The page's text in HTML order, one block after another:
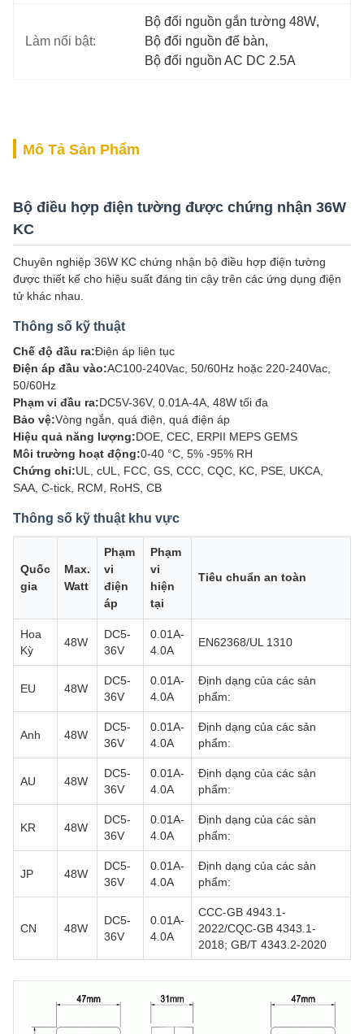
Làm nổi bật:
Bộ đổi nguồn gắn tường 48W,
Bộ đổi nguồn để bàn,
Bộ đổi nguồn AC DC 2.5A
Mô Tả Sản Phẩm
Bộ điều hợp điện tường được chứng nhận 36W
KC
Chuyên nghiệp 36W KC chứng nhận bộ điều hợp điện tường
được thiết kế cho hiệu suất đáng tin cậy trên các ứng dụng điện
tử khác nhau.
Thông số kỹ thuật
Chế độ đầu ra:Điện áp liên tục
Điện áp đầu vào:AC100-240Vac, 50/60Hz hoặc 220-240Vac,
50/60Hz
Phạm vi đầu ra:DC5V-36V, 0.01A-4A, 48W tối đa
Bảo vệ:Vòng ngắn, quá điện, quá điện áp
Hiệu quả năng lượng:DOE, CEC, ERPII MEPS GEMS
Môi trường hoạt động:0-40 °C, 5% -95% RH
Chứng chỉ:UL, cUL, FCC, GS, CCC, CQC, KC, PSE, UKCA,
SAA, C-tick, RCM, RoHS, CB
Thông số kỹ thuật khu vực
Quốc
gia
Max.
Watt
Phạm
vi
điện
áp
Phạm
vi
hiện
tại
Tiêu chuẩn an toàn
Hoa
Kỳ
48W
DC5-
36V
0.01A-
4.0A
EN62368/UL 1310
EU 48W
DC5-
36V
0.01A-
4.0A
Định dạng của các sản
phẩm:
Anh 48W
DC5-
36V
0.01A-
4.0A
Định dạng của các sản
phẩm:
AU 48W
DC5-
36V
0.01A-
4.0A
Định dạng của các sản
phẩm:
KR 48W
DC5-
36V
0.01A-
4.0A
Định dạng của các sản
phẩm:
JP 48W
DC5-
36V
0.01A-
4.0A
Định dạng của các sản
phẩm:
CN 48W
DC5-
36V
0.01A-
4.0A
CCC-GB 4943.1-
2022/CQC-GB 4343.1-
2018; GB/T 4343.2-2020